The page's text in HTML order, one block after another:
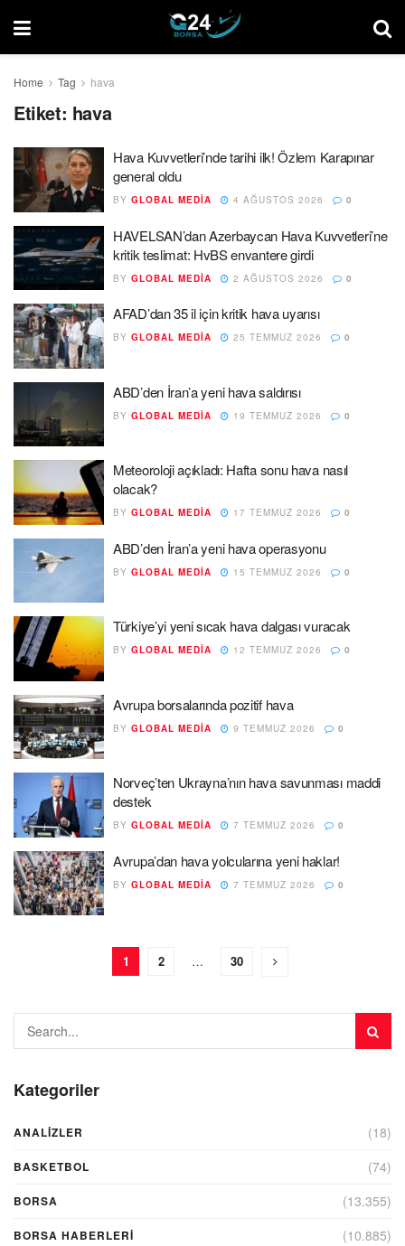
Home Tag hava
Etiket: hava
Hava Kuvvetleri’nde tarihi ilk! Özlem Karapınar
general oldu
BY GLOBAL MEDIA 4 AĞUSTOS 2026 0
HAVELSAN’dan Azerbaycan Hava Kuvvetleri’ne
kritik teslimat: HvBS envantere girdi
BY GLOBAL MEDIA 2 AĞUSTOS 2026 0
AFAD’dan 35 il için kritik hava uyarısı
BY GLOBAL MEDIA 25 TEMMUZ 2026 0
ABD’den İran’a yeni hava saldırısı
BY GLOBAL MEDIA 19 TEMMUZ 2026 0
Meteoroloji açıkladı: Hafta sonu hava nasıl
olacak?
BY GLOBAL MEDIA 17 TEMMUZ 2026 0
ABD’den İran’a yeni hava operasyonu
BY GLOBAL MEDIA 15 TEMMUZ 2026 0
Türkiye’yi yeni sıcak hava dalgası vuracak
BY GLOBAL MEDIA 12 TEMMUZ 2026 0
Avrupa borsalarında pozitif hava
BY GLOBAL MEDIA 9 TEMMUZ 2026 0
Norveç’ten Ukrayna’nın hava savunması maddi
destek
BY GLOBAL MEDIA 7 TEMMUZ 2026 0
Avrupa’dan hava yolcularına yeni haklar!
BY GLOBAL MEDIA 7 TEMMUZ 2026 0
1 2 … 30
Kategoriler
ANALIZLER (18)
BASKETBOL (74)
BORSA (13.355)
BORSA HABERLERI (10.885)